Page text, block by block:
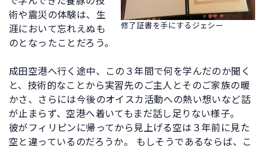
修了証書を手にするジェシー
術や震災の体験は、生
涯において忘れえぬも
のとなったことだろう。
成田空港へ行く途中、この３年間で何を学んだのか聞く
と、技術的なことから実習先のご主人とそのご家族の暖
かさ、さらには今後のオイスカ活動への熱い想いなど話
が止まらず、空港へ着いてもまだ話し足りない様子。
彼がフィリピンに帰ってから見上げる空は３年前に見た
空と違っているのだろうか。 もしそうであるならば、こ